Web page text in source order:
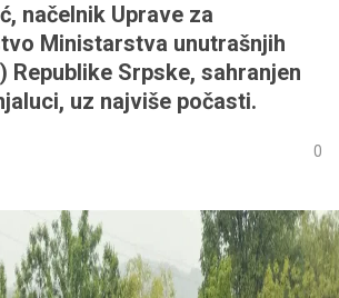
načelnik Uprave za
Ministarstva unutrašnjih
Republike Srpske, sahranjen
uz najviše počasti.
0